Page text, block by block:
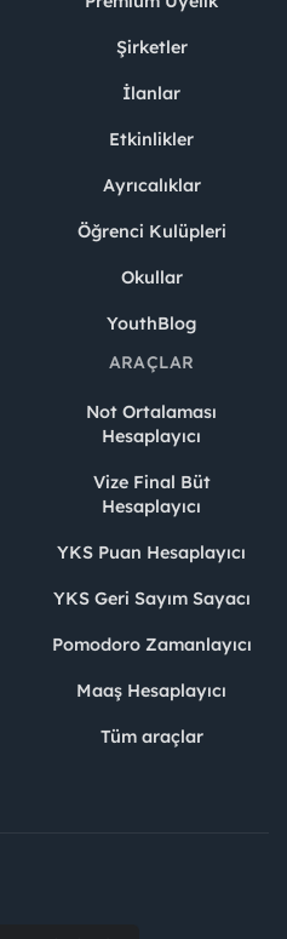
Şirketler
İlanlar
Etkinlikler
Ayrıcalıklar
Öğrenci Kulüpleri
Okullar
YouthBlog
ARAÇLAR
Not Ortalaması
Hesaplayıcı
Vize Final Büt
Hesaplayıcı
YKS Puan Hesaplayıcı
YKS Geri Sayım Sayacı
Pomodoro Zamanlayıcı
Maaş Hesaplayıcı
Tüm araçlar